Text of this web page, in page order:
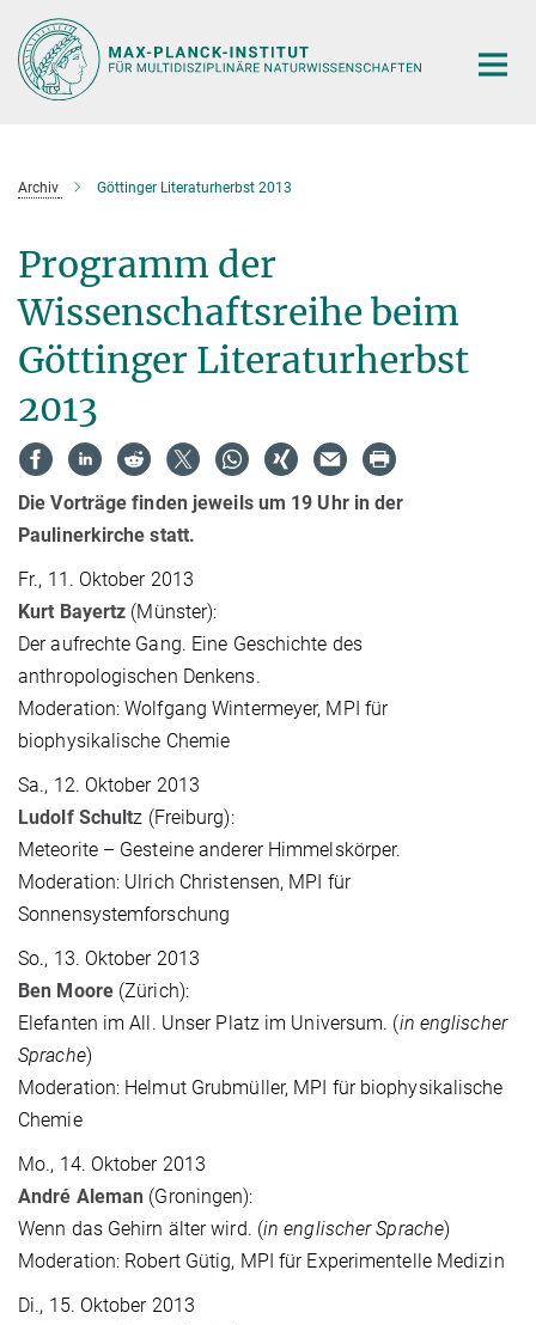
Hauptinhalt
Archiv Göttinger Literaturherbst 2013
Programm der
Wissenschaftsreihe beim
Göttinger Literaturherbst
2013
Die Vorträge finden jeweils um 19 Uhr in der
Paulinerkirche statt.
Fr., 11. Oktober 2013
Kurt Bayertz (Münster):
Der aufrechte Gang. Eine Geschichte des
anthropologischen Denkens.
Moderation: Wolfgang Wintermeyer, MPI für
biophysikalische Chemie
Sa., 12. Oktober 2013
Ludolf Schultz (Freiburg):
Meteorite – Gesteine anderer Himmelskörper.
Moderation: Ulrich Christensen, MPI für
Sonnensystemforschung
So., 13. Oktober 2013
Ben Moore(Zürich):
Elefanten im All. Unser Platz im Universum. (in englischer
Sprache)
Moderation: Helmut Grubmüller, MPI für biophysikalische
Chemie
Mo., 14. Oktober 2013
André Aleman (Groningen):
Wenn das Gehirn älter wird. (in englischer Sprache)
Moderation: Robert Gütig, MPI für Experimentelle Medizin
Di., 15. Oktober 2013